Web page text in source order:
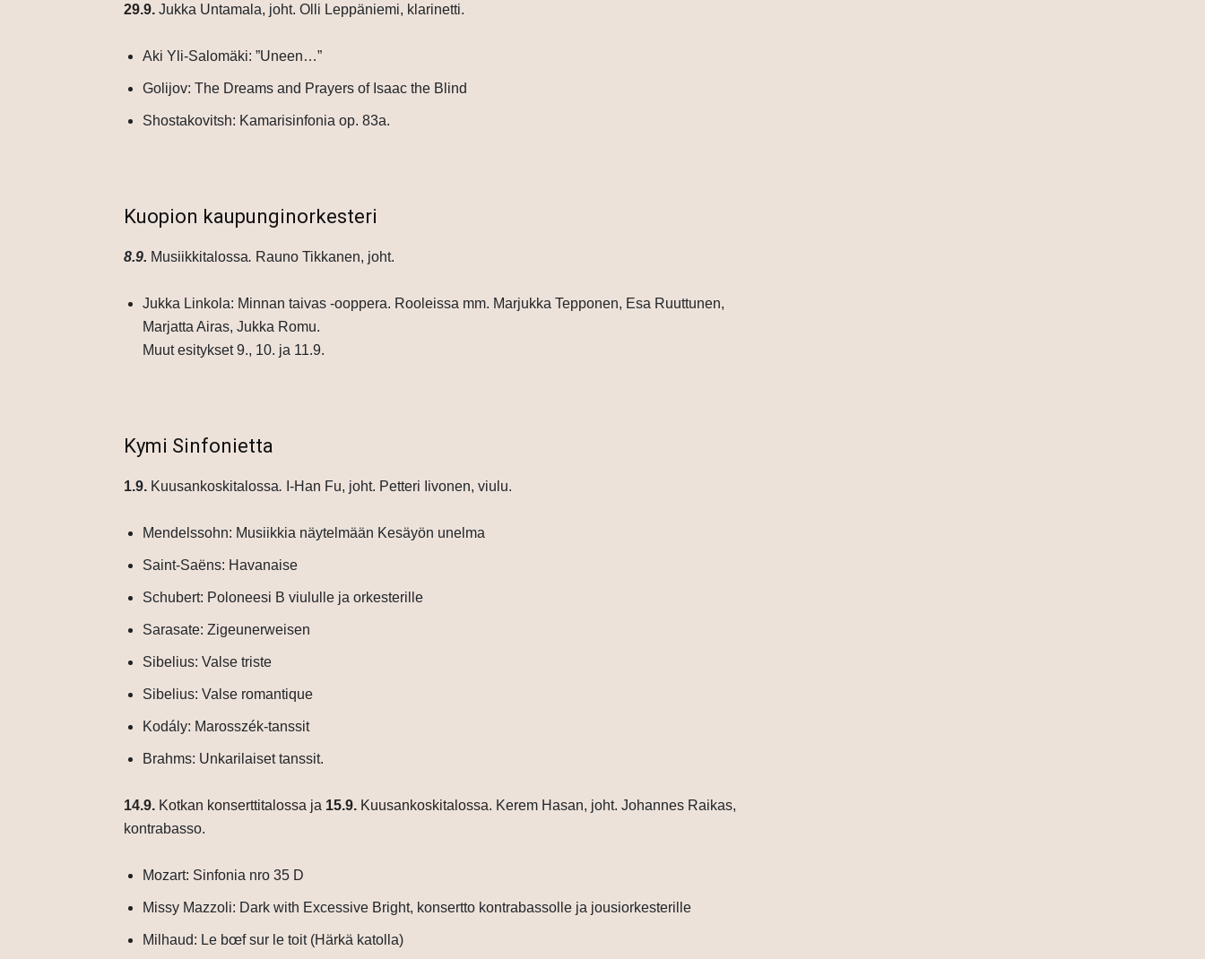
29.9. Jukka Untamala, joht. Olli Leppäniemi, klarinetti.
Aki Yli-Salomäki: ”Uneen…”
Golijov: The Dreams and Prayers of Isaac the Blind
Shostakovitsh: Kamarisinfonia op. 83a.
Kuopion kaupunginorkesteri
8.9. Musiikkitalossa. Rauno Tikkanen, joht.
Jukka Linkola: Minnan taivas -ooppera. Rooleissa mm. Marjukka Tepponen, Esa Ruuttunen,
Marjatta Airas, Jukka Romu.
Muut esitykset 9., 10. ja 11.9.
Kymi Sinfonietta
1.9. Kuusankoskitalossa. I-Han Fu, joht. Petteri Iivonen, viulu.
Mendelssohn: Musiikkia näytelmään Kesäyön unelma
Saint-Saëns: Havanaise
Schubert: Poloneesi B viululle ja orkesterille
Sarasate: Zigeunerweisen
Sibelius: Valse triste
Sibelius: Valse romantique
Kodály: Marosszék-tanssit
Brahms: Unkarilaiset tanssit.
14.9. Kotkan konserttitalossa ja 15.9. Kuusankoskitalossa. Kerem Hasan, joht. Johannes Raikas,
kontrabasso.
Mozart: Sinfonia nro 35 D
Missy Mazzoli: Dark with Excessive Bright, konsertto kontrabassolle ja jousiorkesterille
Milhaud: Le bœf sur le toit (Härkä katolla)